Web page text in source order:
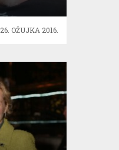
26. OŽUJKA 2016.